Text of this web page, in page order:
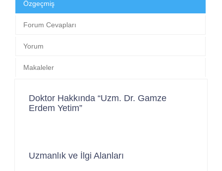
Özgeçmiş
Forum Cevapları
Yorum
Makaleler
Doktor Hakkında “Uzm. Dr. Gamze
Erdem Yetim”
Uzmanlık ve İlgi Alanları